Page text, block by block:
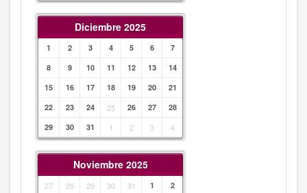
Diciembre 2025
1 2 3 4 5 6
7
8
9 10 11 12 13
14
15
16 17 18 19 20
21
22
23 24 25 26 27
28
29
30 31 1 2 3 4
Noviembre 2025
27 29 29 30 31 1
2